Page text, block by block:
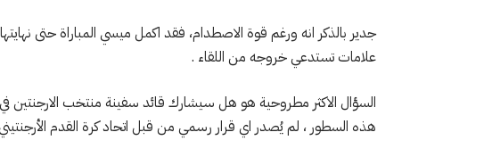
جدير بالذكر انه ورغم قوة الاصطدام، فقد اكمل ميسي المباراة حتى
علامات تستدعي خروجه من اللقاء .
السؤال الاكثر مطروحية هو هل سيشارك قائد سفينة منتخب الارجنتين في
هذه السطور ، لم يُصدر اي قرار رسمي من قبل اتحاد كرة القدم